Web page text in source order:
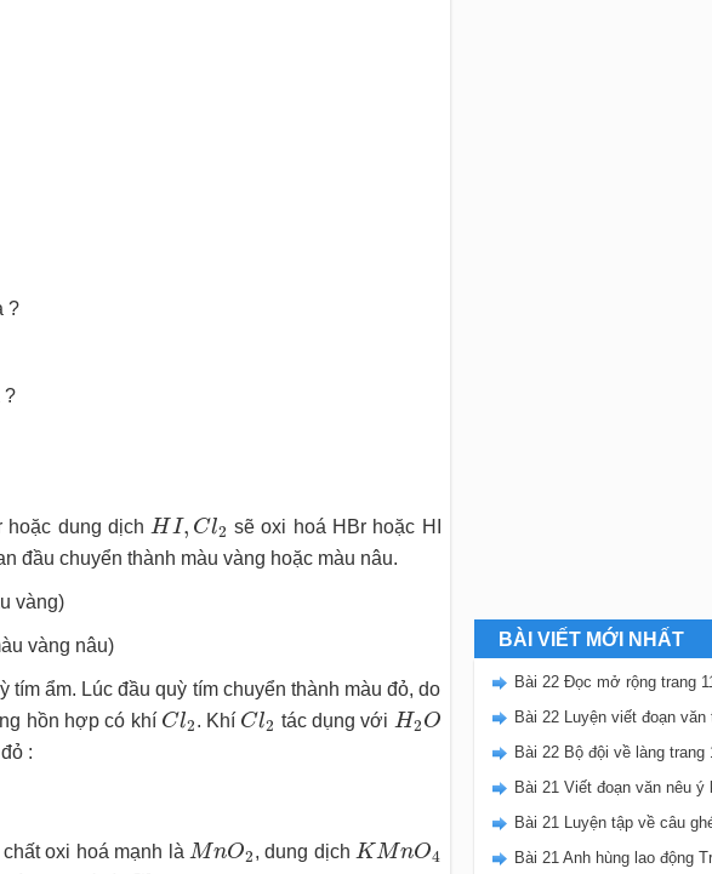
?
?
dung dịch HI, Cl2
HI,Cl2
sẽ oxi hoá HBr hoặc HI
đầu chuyển thành màu vàng hoặc màu nâu.
vàng)
vàng nâu)
ẩm. Lúc đầu quỳ tím chuyển thành màu đỏ, do
hồn hợp có khí Cl2
Cl2 . Khí Cl2
Cl2 tác dụng với H2O
H2 O
:
oxi hoá mạnh là MnO2
MnO2 , dung dịch KMnO4
KMnO4
BÀI VIẾT MỚI NHẤT